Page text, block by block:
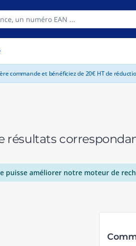
commande et bénéficiez de 20€ HT de
résultats
puisse améliorer notre moteur de